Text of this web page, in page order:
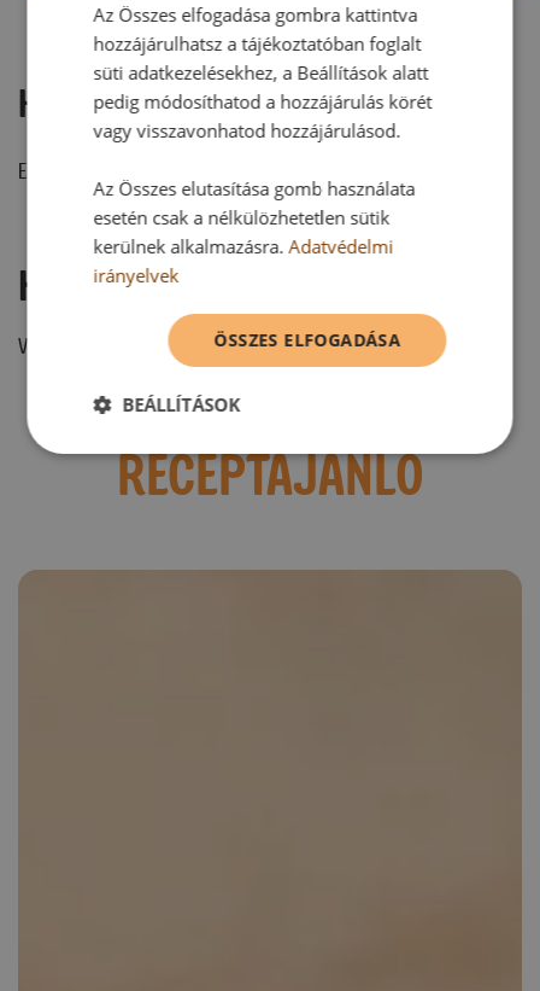
Hozzászólások
Ehhez a recepthez még nem érkezett hozzászólás.
Hozzászólás írása
Vélemény írásához, kérjük,jelentkezz be!
RECEPTAJÁNLÓ
Az Összes elfogadása gombra kattintva
hozzájárulhatsz a tájékoztatóban foglalt
süti adatkezelésekhez, a Beállítások alatt
pedig módosíthatod a hozzájárulás körét
vagy visszavonhatod hozzájárulásod.
Az Összes elutasítása gomb használata
esetén csak a nélkülözhetetlen sütik
kerülnek alkalmazásra.Adatvédelmi
irányelvek
ÖSSZES ELFOGADÁSA
BEÁLLÍTÁSOK